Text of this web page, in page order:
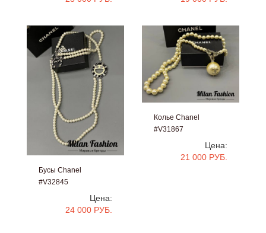
Бусы Chanel
#V32845
Цена:
24 000 РУБ.
Колье Chanel
#V31867
Цена:
21 000 РУБ.